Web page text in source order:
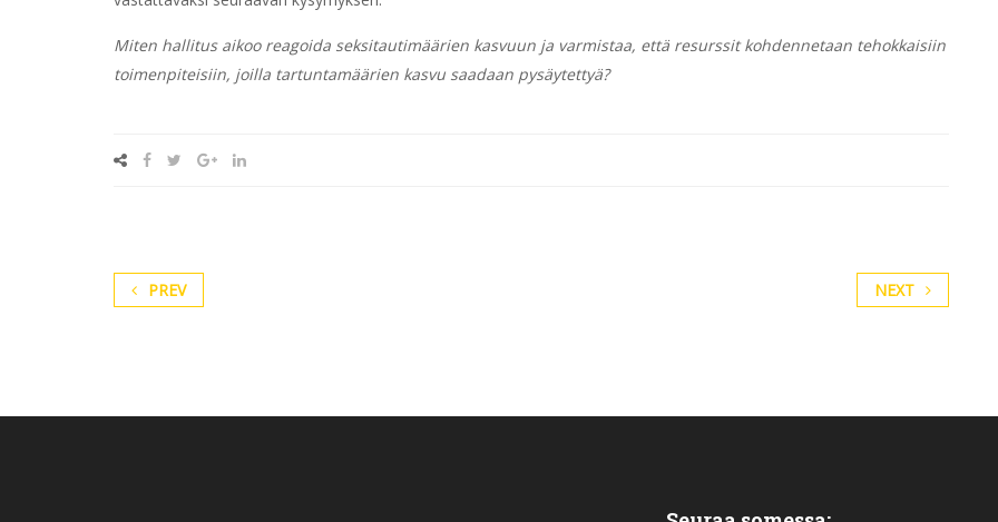
Miten hallitus aikoo reagoida seksitautimäärien kasvuun ja varmistaa, että resurssit kohdennetaan tehokkaisiin
toimenpiteisiin, joilla tartuntamäärien kasvu saadaan pysäytettyä?
PREV NEXT